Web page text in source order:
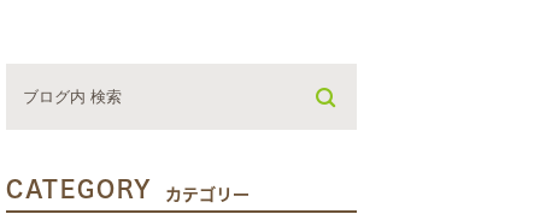
CATEGORY カテゴリー